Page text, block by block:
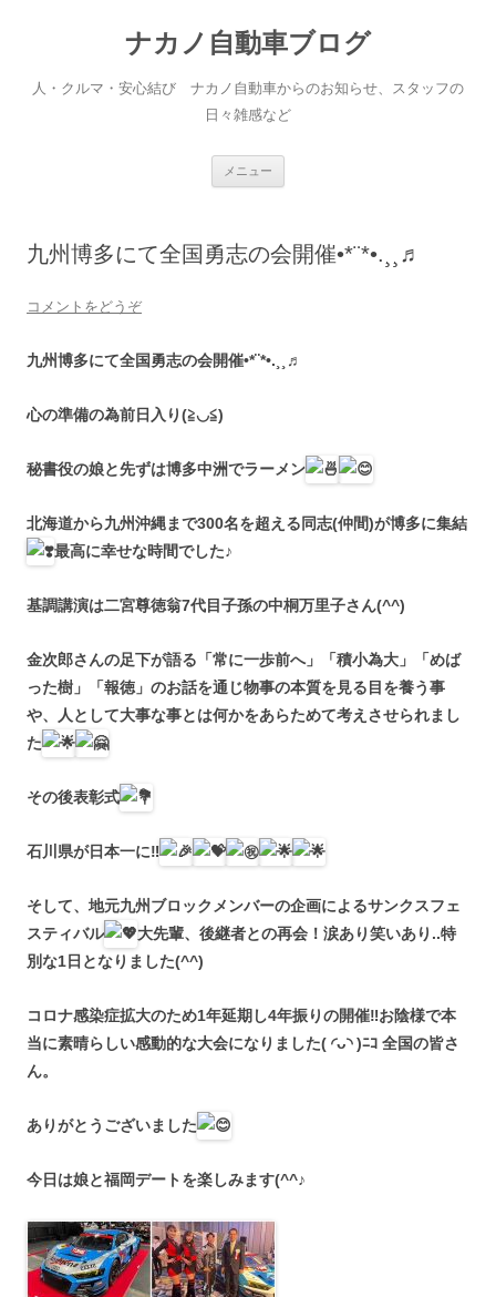
ナカノ自動車ブログ
人・クルマ・安心結び ナカノ自動車からのお知らせ、スタッフの
日々雑感など
メニュー
へ
移
九州博多にて全国勇志の会開催•*¨*•.¸¸♬
コメントをどうぞ
九州博多にて全国勇志の会開催•*¨*•.¸¸♬
心の準備の為前日入り(≧◡≦)
秘書役の娘と先ずは博多中洲でラーメン
北海道から九州沖縄まで300名を超える同志(仲間)が博多に集結
最高に幸せな時間でした♪
基調講演は二宮尊徳翁7代目子孫の中桐万里子さん(^^)
金次郎さんの足下が語る「常に一歩前へ」「積小為大」「めば
った樹」「報徳」のお話を通じ物事の本質を見る目を養う事
や、人として大事な事とは何かをあらためて考えさせられまし
た
その後表彰式
石川県が日本一に‼︎
そして、地元九州ブロックメンバーの企画によるサンクスフェ
スティバル
大先輩、後継者との再会！涙あり笑いあり..特
別な1日となりました(^^)
コロナ感染症拡大のため1年延期し4年振りの開催‼︎お陰様で本
当に素晴らしい感動的な大会になりました( ◜ᴗ◝ )ﾆｺ 全国の皆さ
ん。
ありがとうございました
今日は娘と福岡デートを楽しみます(^^♪